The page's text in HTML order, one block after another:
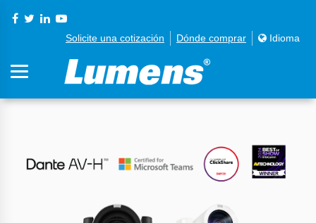
Solicite una cotización Dónde comprar Idioma